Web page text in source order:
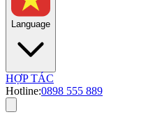
Language
HỢP TÁC
Hotline:0898 555 889